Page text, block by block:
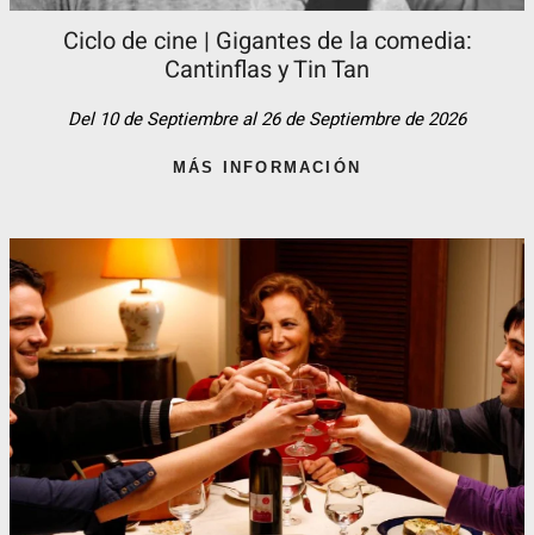
Ciclo de cine | Gigantes de la comedia:
Cantinflas y Tin Tan​
Del 10 de Septiembre al 26 de Septiembre de 2026
MÁS INFORMACIÓN